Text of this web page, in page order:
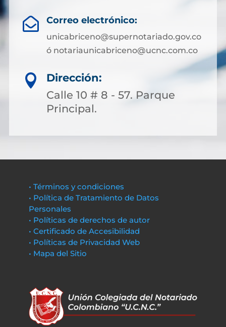
 Correo electrónico:
unicabriceno@supernotariado.gov.co
ó notariaunicabriceno@ucnc.com.co

Dirección:
Calle 10 # 8 - 57. Parque
Principal.
• Términos y condiciones
• Política de Tratamiento de Datos
Personales
• Políticas de derechos de autor
• Certificado de Accesibilidad
• Políticas de Privacidad Web
• Mapa del Sitio